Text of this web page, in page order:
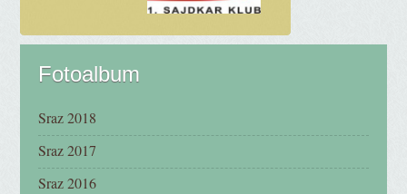
Fotoalbum
Sraz 2018
Sraz 2017
Sraz 2016